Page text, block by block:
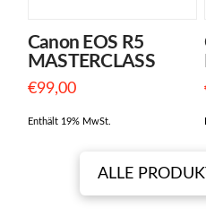
5.00
Canon EOS R5
MASTERCLASS
€99,00
Enthält 19% MwSt.
ALLE